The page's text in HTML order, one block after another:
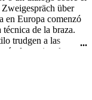
über
en Europa comenzó
de la braza.
trudgen a las
de copiar el estilo
a la indiferencia
una patada de tijera
formó parte de los
Atenas. En 1902